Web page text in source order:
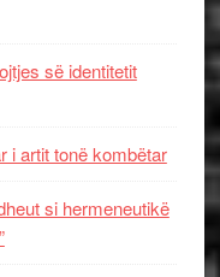
së identitetit
i artit tonë kombëtar
si hermeneutikë